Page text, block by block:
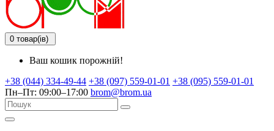
0 товар(ів)
Ваш кошик порожній!
+38 (044) 334-49-44 +38 (097) 559-01-01 +38 (095) 559-01-01
Пн–Пт: 09:00–17:00 brom@brom.ua